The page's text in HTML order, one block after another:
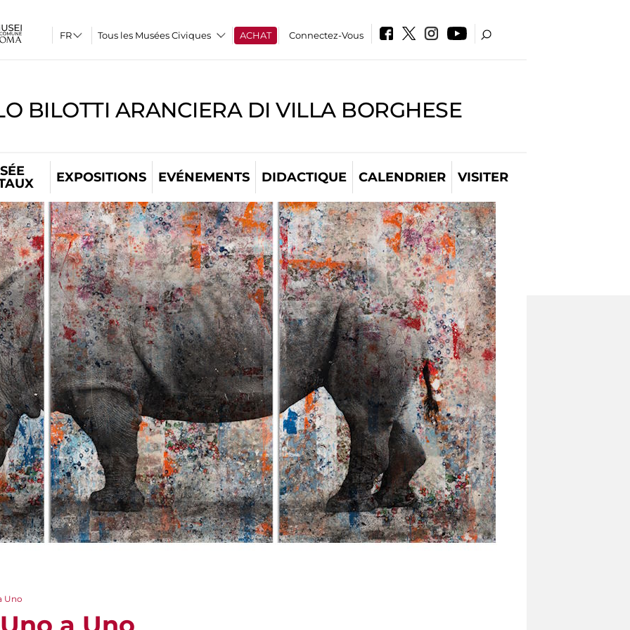
Tous les Musées Civiques ACHAT Connectez-Vous
BILOTTI ARANCIERA DI VILLA BORGHESE
EXPOSITIONS EVÉNEMENTS DIDACTIQUE CALENDRIER VISITER
Uno